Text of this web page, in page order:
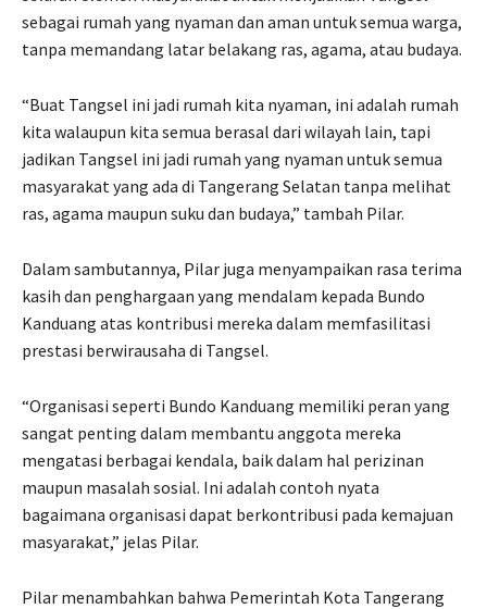
sebagai rumah yang nyaman dan aman untuk semua warga,
tanpa memandang latar belakang ras, agama, atau budaya.
“Buat Tangsel ini jadi rumah kita nyaman, ini adalah rumah
kita walaupun kita semua berasal dari wilayah lain, tapi
jadikan Tangsel ini jadi rumah yang nyaman untuk semua
masyarakat yang ada di Tangerang Selatan tanpa melihat
ras, agama maupun suku dan budaya,” tambah Pilar.
Dalam sambutannya, Pilar juga menyampaikan rasa terima
kasih dan penghargaan yang mendalam kepada Bundo
Kanduang atas kontribusi mereka dalam memfasilitasi
prestasi berwirausaha di Tangsel.
“Organisasi seperti Bundo Kanduang memiliki peran yang
sangat penting dalam membantu anggota mereka
mengatasi berbagai kendala, baik dalam hal perizinan
maupun masalah sosial. Ini adalah contoh nyata
bagaimana organisasi dapat berkontribusi pada kemajuan
masyarakat,” jelas Pilar.
Pilar menambahkan bahwa Pemerintah Kota Tangerang